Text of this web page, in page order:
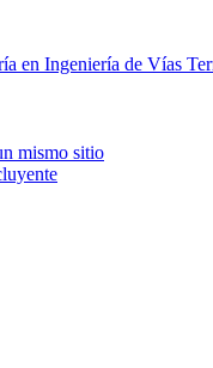
en Ingeniería de Vías